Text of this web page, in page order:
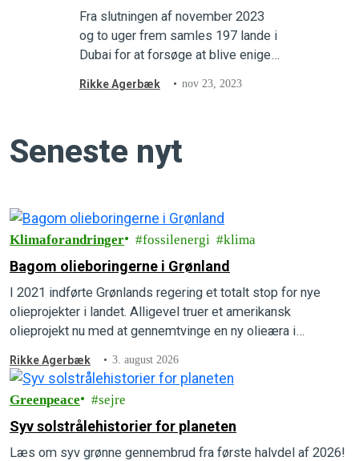
Fra slutningen af november 2023
og to uger frem samles 197 lande i
Dubai for at forsøge at blive enige
klimakrise. Her får du svar på en
Rikke Agerbæk nov 23, 2023
Seneste nyt
Klimaforandringer fossilenergi klima
Bagom olieboringerne i Grønland
I 2021 indførte Grønlands regering et totalt stop for nye
olieprojekter i landet. Alligevel truer et amerikansk
olieprojekt nu med at gennemtvinge en ny olieæra i
hvad der er på spil, og hvad der kan gøres for at forhindre
det i at ske.
Rikke Agerbæk 3. august 2026
Greenpeace sejre
Syv solstrålehistorier for planeten
Læs om syv grønne gennembrud fra første halvdel af 2026!